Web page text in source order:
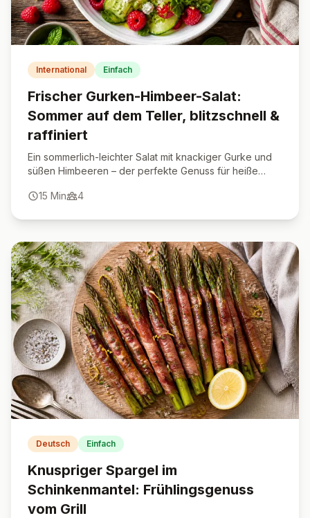
International Einfach
Frischer Gurken-Himbeer-Salat:
Sommer auf dem Teller, blitzschnell &
raffiniert
Ein sommerlich-leichter Salat mit knackiger Gurke und
süßen Himbeeren – der perfekte Genuss für heiße
15 Min 4
Deutsch Einfach
Knuspriger Spargel im
Schinkenmantel: Frühlingsgenuss
vom Grill